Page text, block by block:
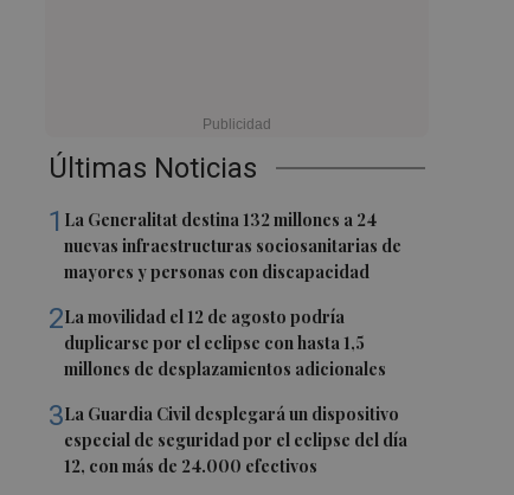
Últimas Noticias
1 La Generalitat destina 132 millones a 24
nuevas infraestructuras sociosanitarias de
mayores y personas con discapacidad
2La movilidad el 12 de agosto podría
duplicarse por el eclipse con hasta 1,5
millones de desplazamientos adicionales
3La Guardia Civil desplegará un dispositivo
especial de seguridad por el eclipse del día
12, con más de 24.000 efectivos